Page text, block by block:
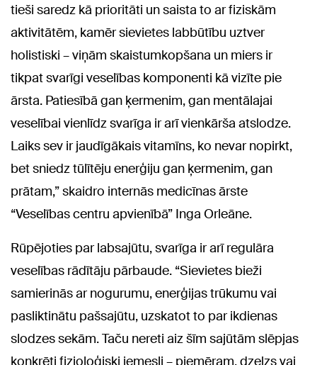
tieši saredz kā prioritāti un saista to ar fiziskām
aktivitātēm, kamēr sievietes labbūtību uztver
holistiski – viņām skaistumkopšana un miers ir
tikpat svarīgi veselības komponenti kā vizīte pie
ārsta. Patiesībā gan ķermenim, gan mentālajai
veselībai vienlīdz svarīga ir arī vienkārša atslodze.
Laiks sev ir jaudīgākais vitamīns, ko nevar nopirkt,
bet sniedz tūlītēju enerģiju gan ķermenim, gan
prātam,” skaidro internās medicīnas ārste
“Veselības centru apvienībā” Inga Orleāne.
Rūpējoties par labsajūtu, svarīga ir arī regulāra
veselības rādītāju pārbaude. “Sievietes bieži
samierinās ar nogurumu, enerģijas trūkumu vai
pasliktinātu pašsajūtu, uzskatot to par ikdienas
slodzes sekām. Taču nereti aiz šīm sajūtām slēpjas
konkrēti fizioloģiski iemesli – piemēram, dzelzs vai